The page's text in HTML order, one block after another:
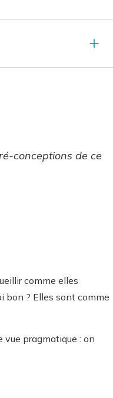
conceptions de ce
comme elles
bon ? Elles sont comme
pragmatique : on